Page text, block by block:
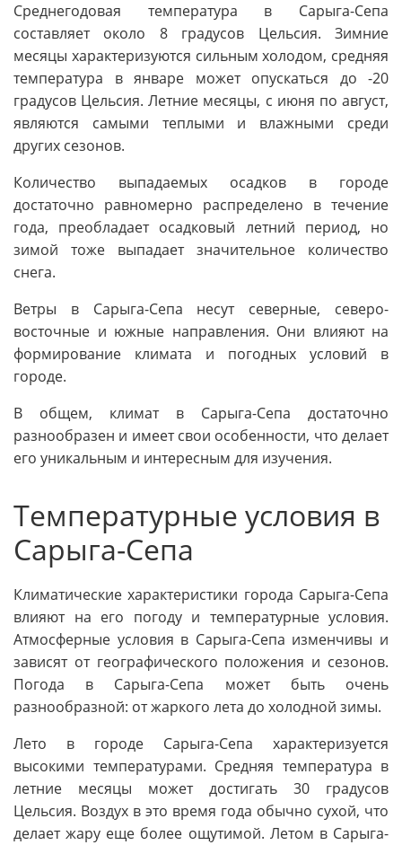
Среднегодовая температура в Сарыга-Сепа
составляет около 8 градусов Цельсия. Зимние
месяцы характеризуются сильным холодом, средняя
температура в январе может опускаться до -20
градусов Цельсия. Летние месяцы, с июня по август,
являются самыми теплыми и влажными среди
других сезонов.
Количество выпадаемых осадков в городе
достаточно равномерно распределено в течение
года, преобладает осадковый летний период, но
зимой тоже выпадает значительное количество
снега.
Ветры в Сарыга-Сепа несут северные, северо-
восточные и южные направления. Они влияют на
формирование климата и погодных условий в
городе.
В общем, климат в Сарыга-Сепа достаточно
разнообразен и имеет свои особенности, что делает
его уникальным и интересным для изучения.
Температурные условия в
Сарыга-Сепа
Климатические характеристики города Сарыга-Сепа
влияют на его погоду и температурные условия.
Атмосферные условия в Сарыга-Сепа изменчивы и
зависят от географического положения и сезонов.
Погода в Сарыга-Сепа может быть очень
разнообразной: от жаркого лета до холодной зимы.
Лето в городе Сарыга-Сепа характеризуется
высокими температурами. Средняя температура в
летние месяцы может достигать 30 градусов
Цельсия. Воздух в это время года обычно сухой, что
делает жару еще более ощутимой. Летом в Сарыга-